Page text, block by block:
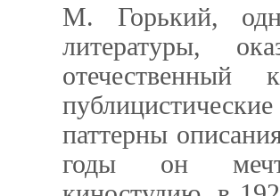
М. Горький,
литературы,
паттерны
годы он